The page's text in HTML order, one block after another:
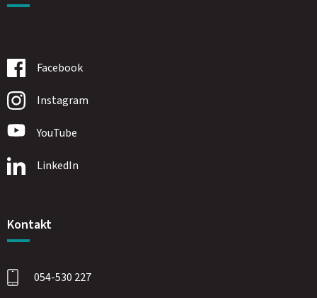
Facebook
Instagram
YouTube
LinkedIn
Kontakt
054-530 227